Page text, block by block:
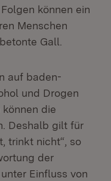
können ein
Menschen
Gall.
auf baden-
und Drogen
die
Deshalb gilt für
trinkt nicht“, so
der
Einfluss von